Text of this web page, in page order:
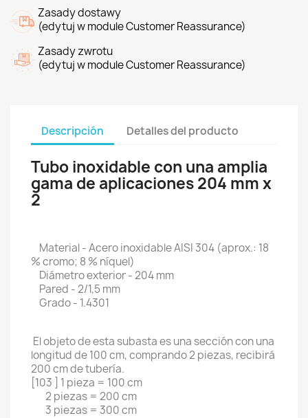
Zasady dostawy
(edytuj w module Customer Reassurance)
Zasady zwrotu
(edytuj w module Customer Reassurance)
Descripción Detalles del producto
Tubo inoxidable con una amplia
gama de aplicaciones 204 mm x
2
Material - Acero inoxidable AISI 304 (aprox.: 18
% cromo; 8 % níquel)
Diámetro exterior - 204 mm
Pared - 2/1,5 mm
Grado - 1.4301
El objeto de esta subasta es una sección con una
longitud de 100 cm, comprando 2 piezas, recibirá
200 cm de tubería.
[103 ] 1 pieza = 100 cm
2 piezas = 200 cm
3 piezas = 300 cm